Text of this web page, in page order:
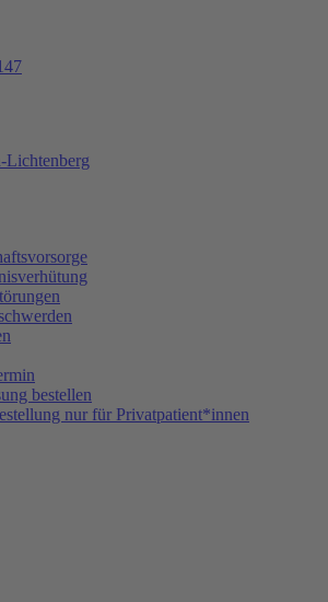
bestellen
nur für Privatpatient*innen